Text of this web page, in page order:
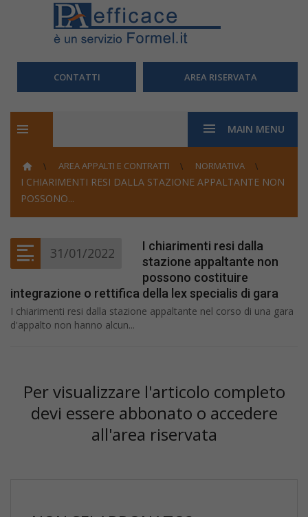
CONTATTI AREA RISERVATA
MAIN MENU
AREA APPALTI E CONTRATTI NORMATIVA
I CHIARIMENTI RESI DALLA STAZIONE APPALTANTE NON
POSSONO...
31/01/2022
I chiarimenti resi dalla
stazione appaltante non
possono costituire
integrazione o rettifica della lex specialis di gara
I chiarimenti resi dalla stazione appaltante nel corso di una gara
d'appalto non hanno alcun...
Per visualizzare l'articolo completo
devi essere abbonato o accedere
all'area riservata